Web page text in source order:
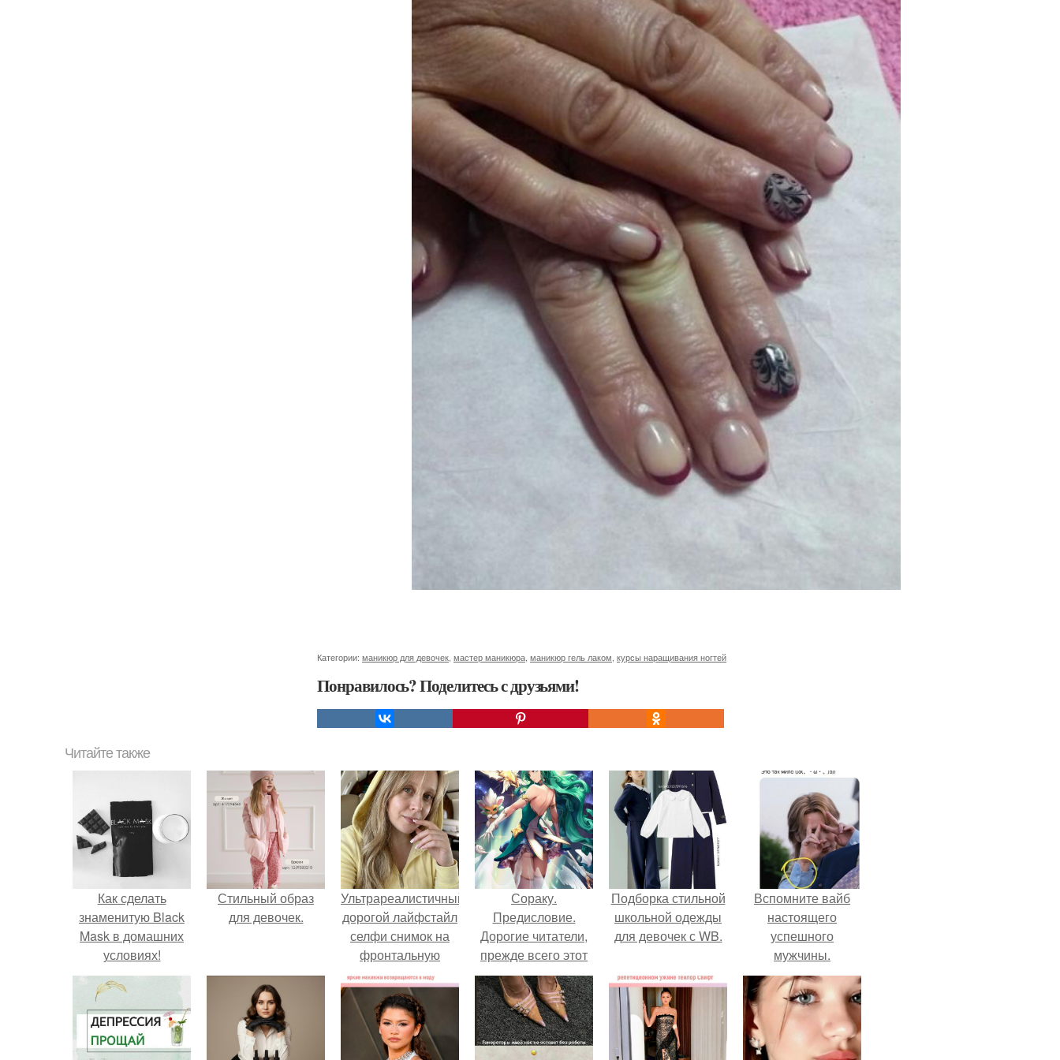
Категории: маникюр для девочек мастер маникюра маникюр гель лаком курсы наращивания ногтей
Понравилось? Поделитесь с друзьями!
Читайте также
Как сделать
знаменитую Black
Mask в домашних
условиях!
Стильный образ
для девочек.
Ультрареалистичный
дорогой лайфстайл
селфи снимок на
фронтальную
камеру.
Сораку.
Предисловие.
Дорогие читатели,
прежде всего этот
гайд предназначен
для прекрасной
половины
человечества - для
девушек.
Подборка стильной
школьной одежды
для девочек с WB.
Вспомните вайб
настоящего
успешного
мужчины.